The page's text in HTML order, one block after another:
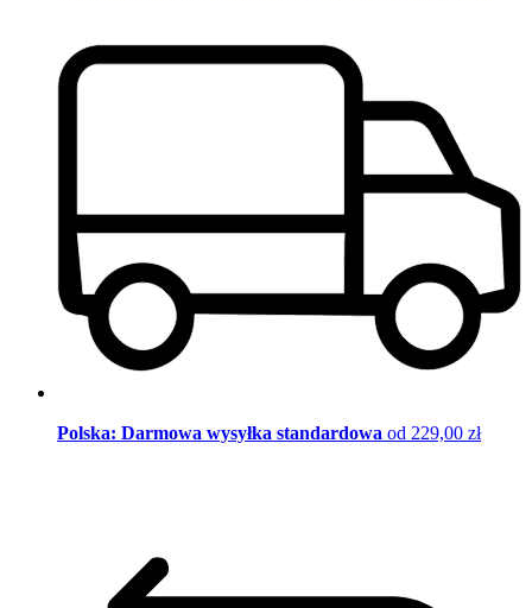
Polska: Darmowa wysyłka standardowa od 229,00 zł